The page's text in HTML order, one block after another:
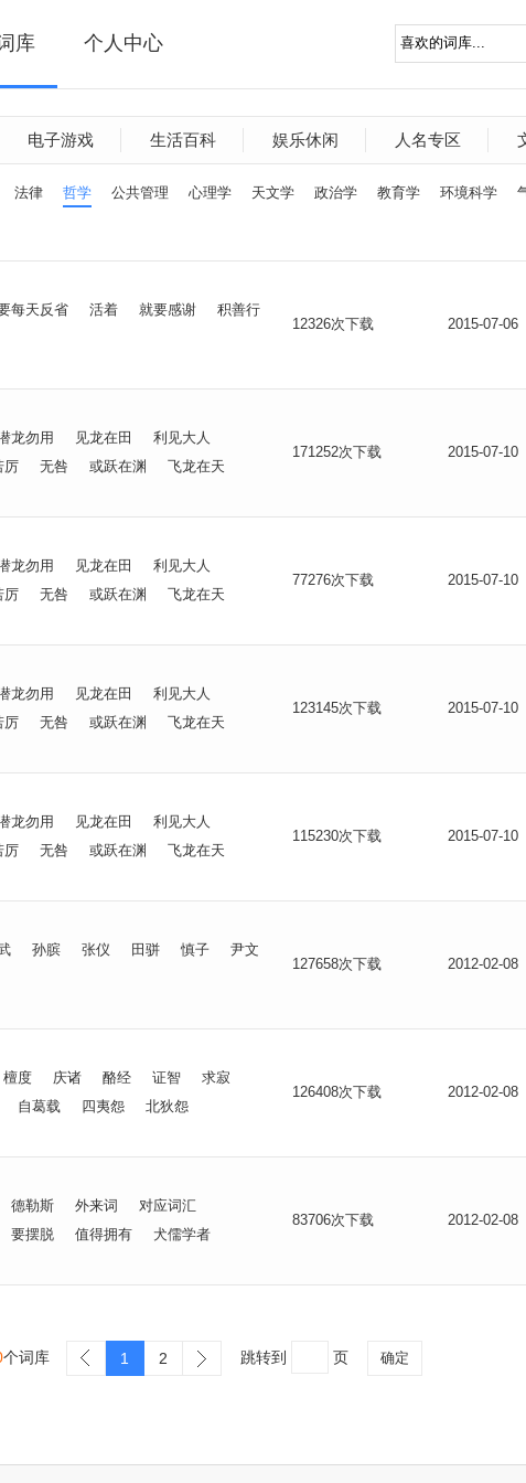
库 个人中心
电子游戏 生活百科 娱乐休闲 人名专区
法律 哲学 公共管理 心理学 天文学 政治学 教育学 环境科学
每天反省 活着 就要感谢
积善行
12326次下载 2015-07-06
龙勿用 见龙在田
利见大人
厉 无咎 或跃在渊 飞龙在天
171252次下载 2015-07-10
龙勿用 见龙在田
利见大人
厉 无咎 或跃在渊 飞龙在天
77276次下载 2015-07-10
龙勿用 见龙在田
利见大人
厉 无咎 或跃在渊 飞龙在天
123145次下载 2015-07-10
龙勿用 见龙在田
利见大人
厉 无咎 或跃在渊 飞龙在天
115230次下载 2015-07-10
孙膑 张仪 田骈 慎子
尹文
127658次下载 2012-02-08
檀度 庆诸 酪经 证智
求寂
自葛载 四夷怨 北狄怨
126408次下载 2012-02-08
德勒斯 外来词
对应词汇
要摆脱 值得拥有 犬儒学者
83706次下载 2012-02-08
个词库 1 2 跳转到 页 确定